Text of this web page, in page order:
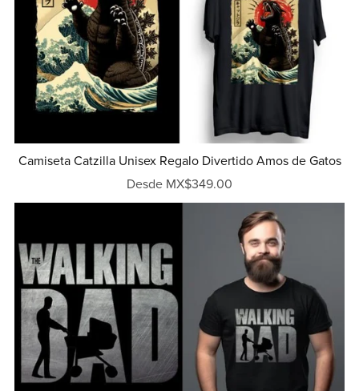
Camiseta Catzilla Unisex Regalo Divertido Amos de Gatos
Desde MX$349.00